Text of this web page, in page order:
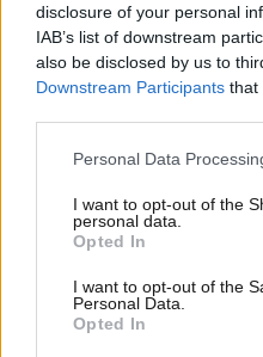
disclosure of your personal
IAB’s list of downstream
also be disclosed by us to
Downstream Participants that
Please note that this
not limited to your visit or
grant or deny consent to
use your data for below
consent section.
Personal Data
I want to opt-out of the
personal data.
Opted In
I want to opt-out of the
Personal Data.
Opted In
5 ΣΧΌΛΙΑ
ΠΡΟΣΘΕΣΤΕ ΤΟ